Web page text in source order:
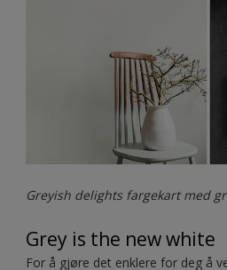
Greyish delights fargekart med
Grey is the new white
For å gjøre det enklere for deg å